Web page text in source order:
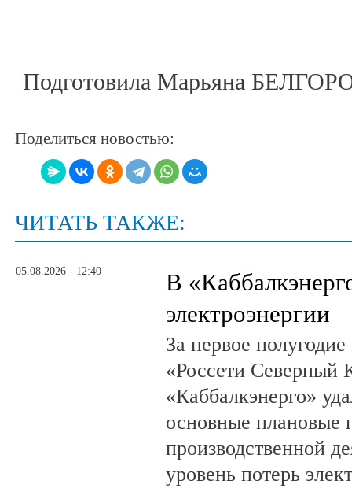
Подготовила Марьяна
Поделиться новостью:
ЧИТАТЬ ТАКЖЕ:
05.08.2026 - 12:40
В
электроэнергии
За первое
«Россети Северный
«Каббалкэнерго»
основные плановые
производственной
уровень потерь